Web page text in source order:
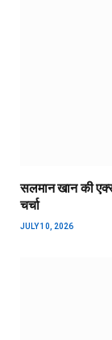
सलमान खान की
चर्चा
JULY 10, 2026